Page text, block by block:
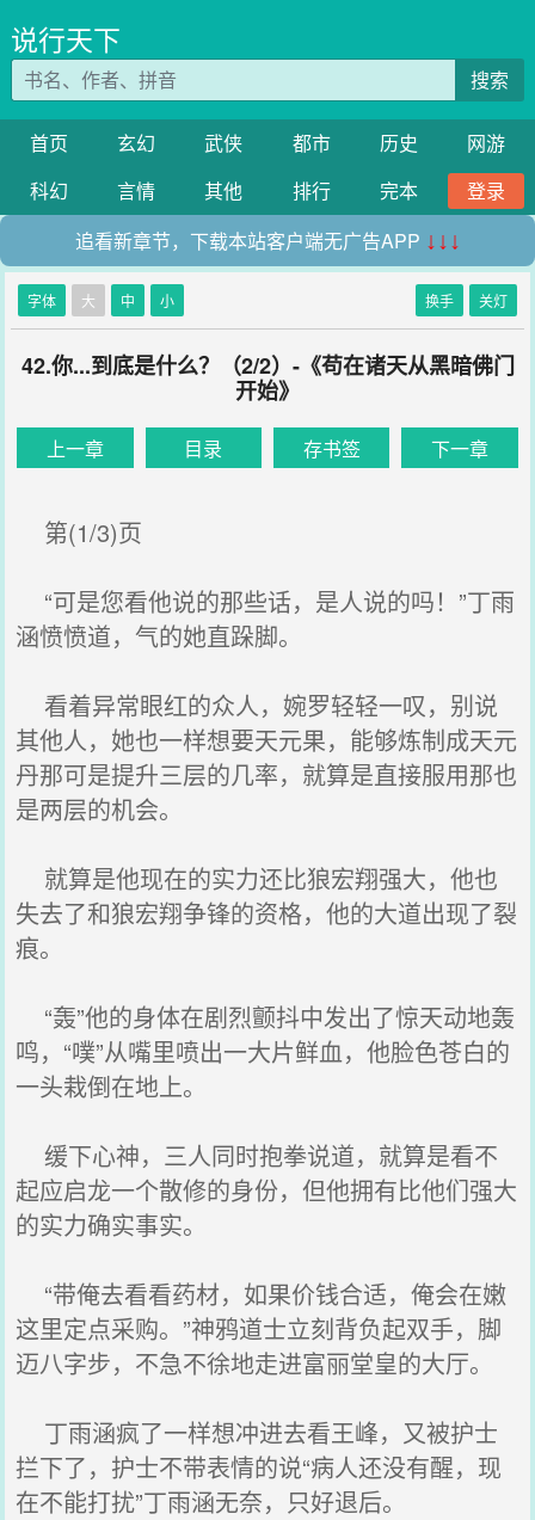
说行天下
搜索
首页 玄幻 武侠 都市 历史
网游
科幻
言情 其他 排行 完本
登录
追看新章节，下载本站客户端无广告APP ↓↓↓
字体 大 中 小 换手 关灯
42.你...到底是什么？（2/2）-《苟在诸天从黑暗佛门
开始》
上一章 目录 存书签 下一章
第(1/3)页
“可是您看他说的那些话，是人说的吗！”丁雨
涵愤愤道，气的她直跺脚。
看着异常眼红的众人，婉罗轻轻一叹，别说
其他人，她也一样想要天元果，能够炼制成天元
丹那可是提升三层的几率，就算是直接服用那也
是两层的机会。
就算是他现在的实力还比狼宏翔强大，他也
失去了和狼宏翔争锋的资格，他的大道出现了裂
痕。
“轰”他的身体在剧烈颤抖中发出了惊天动地轰
鸣，“噗”从嘴里喷出一大片鲜血，他脸色苍白的
一头栽倒在地上。
缓下心神，三人同时抱拳说道，就算是看不
起应启龙一个散修的身份，但他拥有比他们强大
的实力确实事实。
“带俺去看看药材，如果价钱合适，俺会在嫩
这里定点采购。”神鸦道士立刻背负起双手，脚
迈八字步，不急不徐地走进富丽堂皇的大厅。
丁雨涵疯了一样想冲进去看王峰，又被护士
拦下了，护士不带表情的说“病人还没有醒，现
在不能打扰”丁雨涵无奈，只好退后。